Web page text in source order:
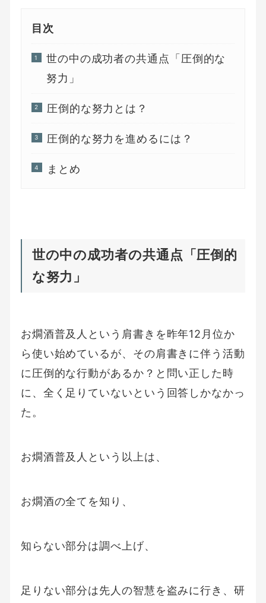
目次
世の中の成功者の共通点「圧倒的な
努力」
圧倒的な努力とは？
圧倒的な努力を進めるには？
まとめ
世の中の成功者の共通点「圧倒的
な努力」
お燗酒普及人という肩書きを昨年12月位か
ら使い始めているが、その肩書きに伴う活動
に圧倒的な行動があるか？と問い正した時
に、全く足りていないという回答しかなかっ
た。
お燗酒普及人という以上は、
お燗酒の全てを知り、
知らない部分は調べ上げ、
足りない部分は先人の智慧を盗みに行き、研